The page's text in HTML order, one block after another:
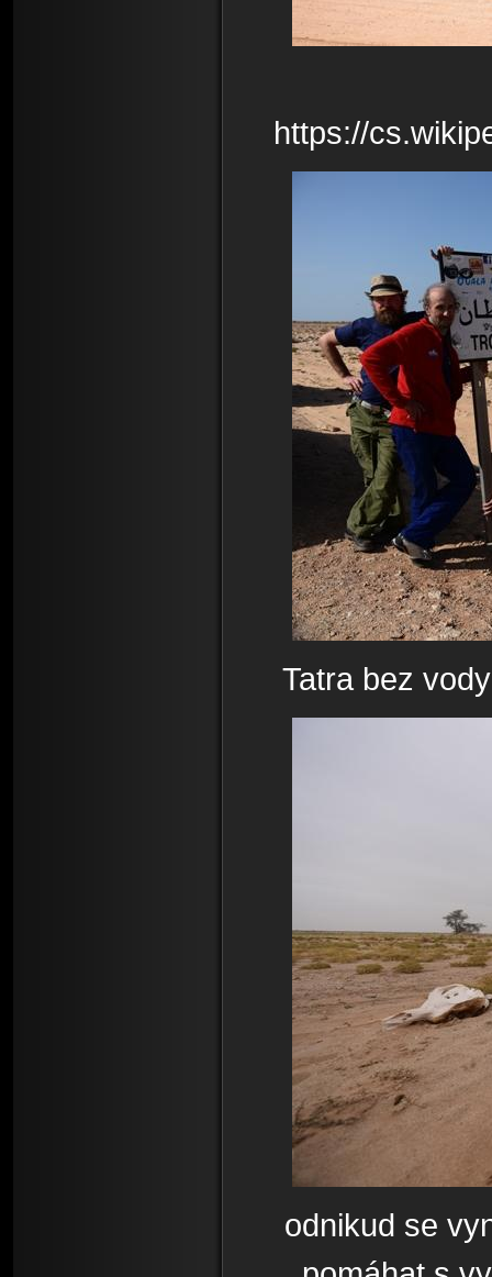
https://
Tatra bez
odnikud se